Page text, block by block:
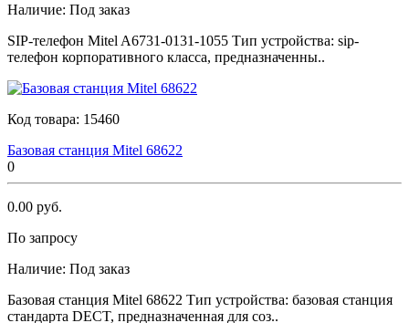
Наличие: Под заказ
SIР-телефон Мitеl A6731-0131-1055 Тип устройства: sip-
телефон корпоративного класса, предназначенны..
Код товара: 15460
Базовая станция Мitеl 68622
0
0.00 руб.
По запросу
Наличие: Под заказ
Базовая станция Мitеl 68622 Тип устройства: базовая станция
стандарта DECT, предназначенная для соз..